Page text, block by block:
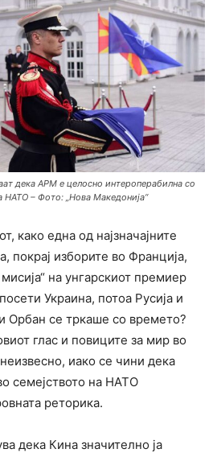
дека АРМ е целосно интероперабилна со
НАТО – Фото: „Нова Македонија“
како една од најзначајните
покрај изборите во Франција,
на унгарскиот премиер
Украина, потоа Русија и
Орбан се тркаше со времето?
глас и повиците за мир во
иако се чини дека
семејството на НАТО
реторика.
дека Кина значително ја